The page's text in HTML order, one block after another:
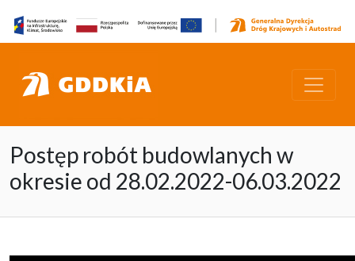
Postęp robót budowlanych w
okresie od 28.02.2022-06.03.2022